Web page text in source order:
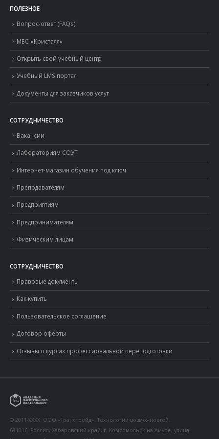
ПОЛЕЗНОЕ
Вопрос-ответ (FAQs)
МБС «Кристалл»
Открыть свой учебный центр
Учебный LMS портал
Документы для заказчиков услуг
СОТРУДНИЧЕСТВО
Вакансии
Лабораториям СОУТ
Интернет-магазин обучения под ключ
Преподавателям
Предприятиям
Предпринимателям
Физическим лицам
СОТРУДНИЧЕСТВО
Правовые документы
Как купить
Пользовательское соглашение
Договор оферты
Отзывы о курсах профессиональной переподготовки
© 2011-XXXX. ООО «Транстрейд». Технологии возможностей.
681016, Россия, Хабаровский край, г. Комсомольск-на-Амуре, улица